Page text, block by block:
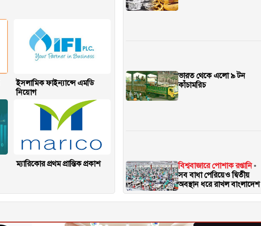
ভারত থেকে এলো ৯ টন
কাঁচামরিচ
বিশ্ববাজারে পোশাক রপ্তানি
সব বাধা পেরিয়েও দ্বিতীয়
অবস্থান ধরে রাখল বাংলাদেশ
ইসলামিক ফাইন্যান্সে এমডি
নিয়োগ
ম্যারিকোর প্রথম প্রান্তিক প্রকাশ